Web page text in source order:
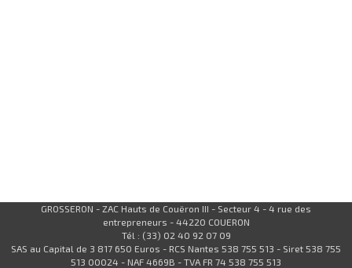
GROSSERON - ZAC Hauts de Couëron III - Secteur 4 - 4 rue des
entrepreneurs - 44220 COUERON
Tél : (33) 02 40 92 07 09
SAS au Capital de 3 817 650 Euros - RCS Nantes 538 755 513 - Siret 538 755
513 00024 - NAF 4669B - TVA FR 74 538 755 513